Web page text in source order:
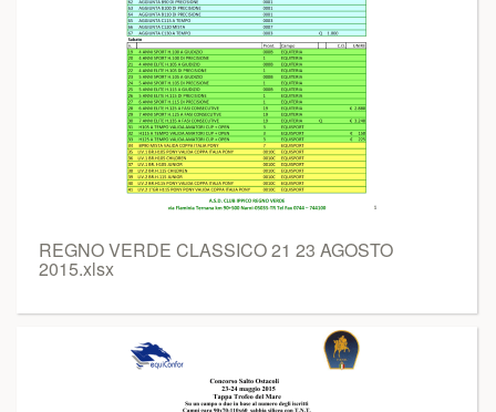
REGNO VERDE CLASSICO 21 23 AGOSTO
2015.xlsx